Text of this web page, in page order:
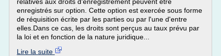
enregistrés sur option. Cette option est exercée sous forme
de réquisition écrite par les parties ou par l'une d'entre
elles.Dans ce cas, les droits sont perçus au taux prévu par
la loi et en fonction de la nature juridique...
Lire la suite